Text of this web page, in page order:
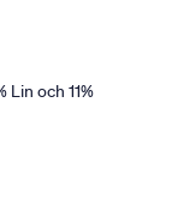
Lin och 11%